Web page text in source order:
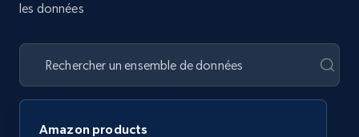
les données
Amazon products